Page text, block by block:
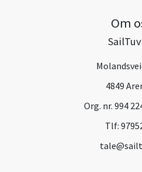
Om
4849
Org. nr. 994
Tlf: